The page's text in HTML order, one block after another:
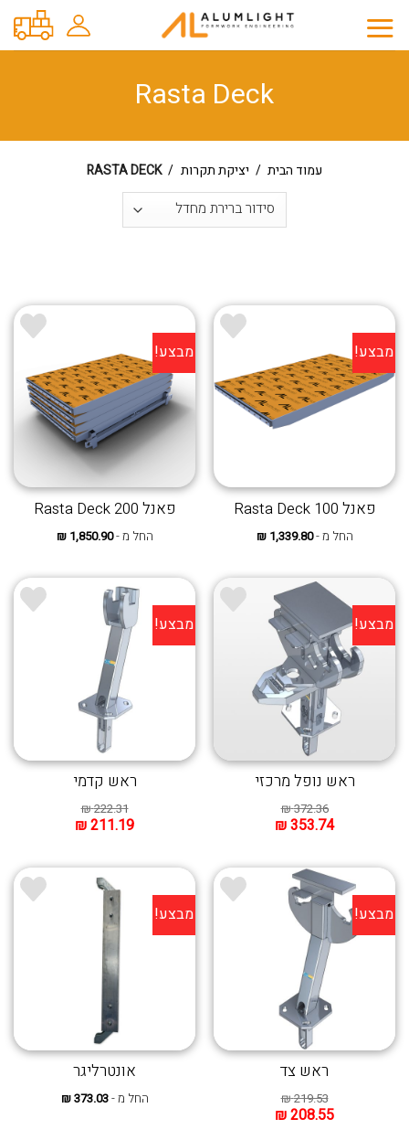
content
Rasta Deck
עמוד הבית / יציקת תקרות /
RASTA DECK
מבצע!
פאנל Rasta Deck 100
החל מ -1,339.80
₪
מבצע!
פאנל Rasta Deck 200
החל מ -1,850.90
₪
מבצע!
ראש נופל מרכזי
372.36
₪
353.74
₪
מבצע!
ראש קדמי
222.31
₪
211.19
₪
מבצע!
ראש צד
219.53
₪
208.55
₪
מבצע!
אונטרליגר
החל מ -373.03
₪